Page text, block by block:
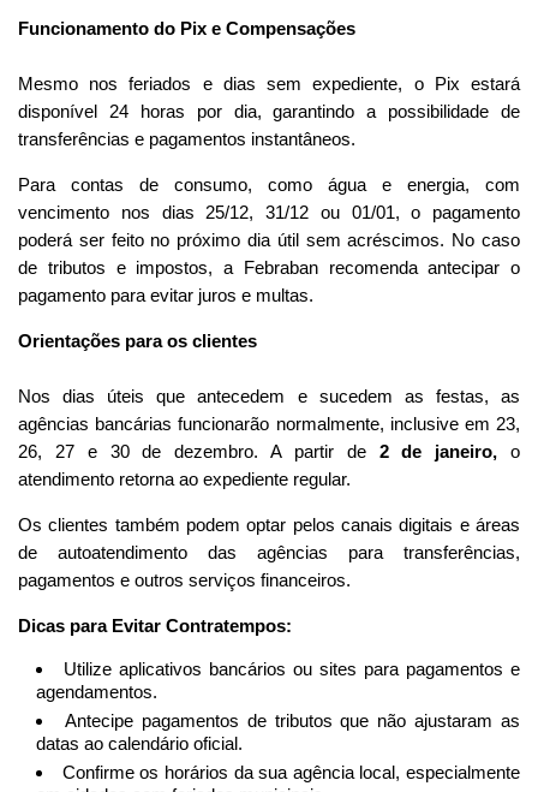
Funcionamento do Pix e Compensações
Mesmo nos feriados e dias sem expediente, o Pix estará
disponível 24 horas por dia, garantindo a possibilidade de
transferências e pagamentos instantâneos.
Para contas de consumo, como água e energia, com
vencimento nos dias 25/12, 31/12 ou 01/01, o pagamento
poderá ser feito no próximo dia útil sem acréscimos. No caso
de tributos e impostos, a Febraban recomenda antecipar o
pagamento para evitar juros e multas.
Orientações para os clientes
Nos dias úteis que antecedem e sucedem as festas, as
agências bancárias funcionarão normalmente, inclusive em 23,
26, 27 e 30 de dezembro. A partir de 2 de janeiro, o
atendimento retorna ao expediente regular.
Os clientes também podem optar pelos canais digitais e áreas
de autoatendimento das agências para transferências,
pagamentos e outros serviços financeiros.
Dicas para Evitar Contratempos:
Utilize aplicativos bancários ou sites para pagamentos e
agendamentos.
Antecipe pagamentos de tributos que não ajustaram as
datas ao calendário oficial.
Confirme os horários da sua agência local, especialmente